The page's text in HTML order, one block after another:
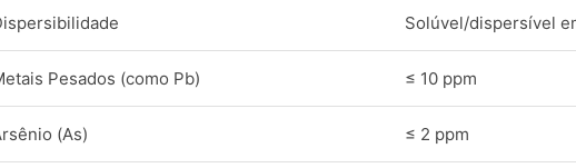
Solúvel/dispersível
Pesados (como Pb) ≤ 10 ppm
(As) ≤ 2 ppm